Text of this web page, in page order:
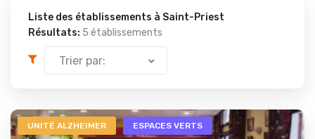
Liste des établissements à Saint-Priest
Résultats: 5 établissements
Trier par:
UNITÉ ALZHEIMER ESPACES VERTS